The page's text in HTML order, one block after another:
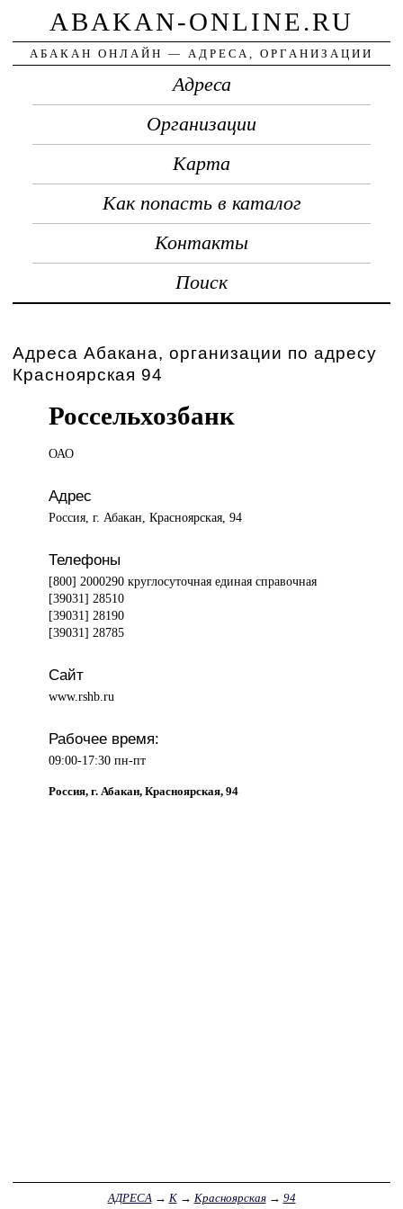
ABAKAN-ONLINE.RU
АБАКАН ОНЛАЙН — АДРЕСА, ОРГАНИЗАЦИИ
Адреса
Организации
Карта
Как попасть в каталог
Контакты
Поиск
Адреса Абакана, организации по адресу
Красноярская 94
Россельхозбанк
ОАО
Адрес
Россия, г. Абакан, Красноярская, 94
Телефоны
[800] 2000290 круглосуточная единая справочная
[39031] 28510
[39031] 28190
[39031] 28785
Сайт
www.rshb.ru
Рабочее время:
09:00-17:30 пн-пт
Россия, г. Абакан, Красноярская, 94
АДРЕСА → К→ Красноярская→ 94